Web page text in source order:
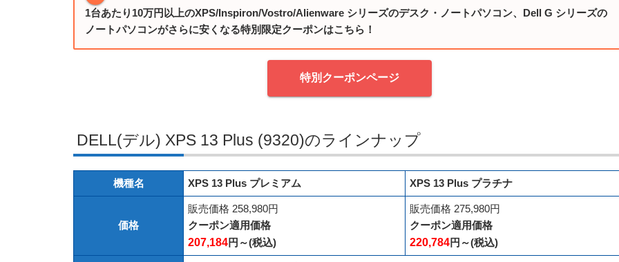
1台あたり10万円以上のXPS/Inspiron/Vostro/Alienware シリーズのデスク・ノートパソコン、Dell G シリーズの
ノートパソコンがさらに安くなる特別限定クーポンはこちら！
特別クーポンページ
DELL(デル) XPS 13 Plus (9320)のラインナップ
機種名 XPS 13 Plus プレミアム XPS 13 Plus プラチナ
価格
販売価格 258,980円
クーポン適用価格
207,184円～(税込)
販売価格 275,980円
クーポン適用価格
220,784円～(税込)